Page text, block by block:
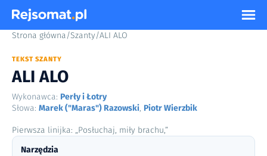
Strona główna/Szanty/ALI ALO
TEKST SZANTY
ALI ALO
Wykonawca: Perły i Łotry
Słowa: Marek ("Maras") Razowski, Piotr Wierzbik
Pierwsza linijka: „Posłuchaj, miły brachu,”
Narzędzia